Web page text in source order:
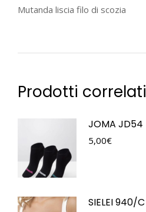
Mutanda liscia filo di scozia
Prodotti correlati
JOMA JD54
5,00€
SIELEI 940/C